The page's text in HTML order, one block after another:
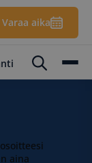
Varaa aika
aina